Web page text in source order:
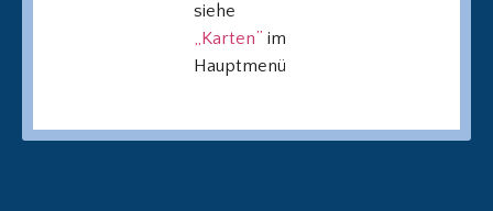
siehe
„Karten” im
Hauptmenü